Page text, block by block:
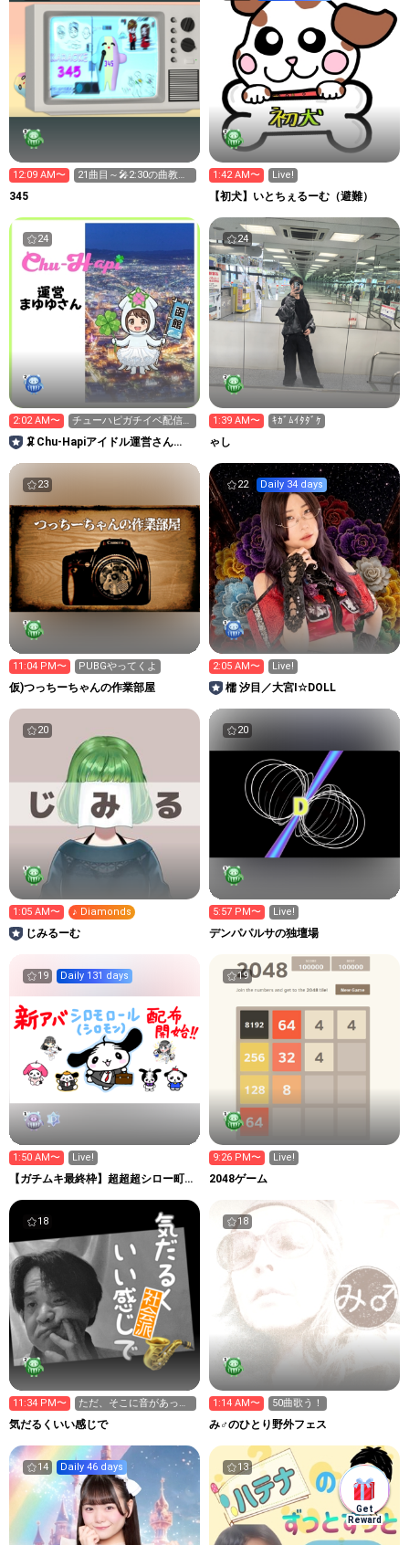
Get
Reward
12:09 AM〜
21曲目～🎤2:30の曲教え
345
1:42 AM〜 Live!
【初犬】いとちぇるーむ（避難）
24
2:02 AM〜
チューハピガチイベ配信耐
久中！
🦑Chu-Hapiアイドル運営さん
24
1:39 AM〜 ｷｶﾞﾑｲﾀﾀﾞｹ
ゃし
23
11:04 PM〜 PUBGやってくよ
仮)つっちーちゃんの作業部屋
22 Daily 34 days
2:05 AM〜 Live!
檽 汐目／大宮I☆DOLL
20
1:05 AM〜 ♪ Diamonds
じみるーむ
20
5:57 PM〜 Live!
デンパパルサの独壇場
19 Daily 131 days
1:50 AM〜 Live!
【ガチムキ最終枠】超超超シロー町長
19
9:26 PM〜 Live!
2048ゲーム
18
11:34 PM〜
ただ、そこに音があっ
て。
気だるくいい感じで
18
1:14 AM〜 50曲歌う！
み♂のひとり野外フェス
14 Daily 46 days 13